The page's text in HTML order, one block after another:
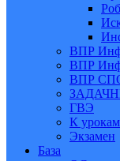
ВПР
ВПР
ВПР
ГВЭ
К урокам
Экзамен
База